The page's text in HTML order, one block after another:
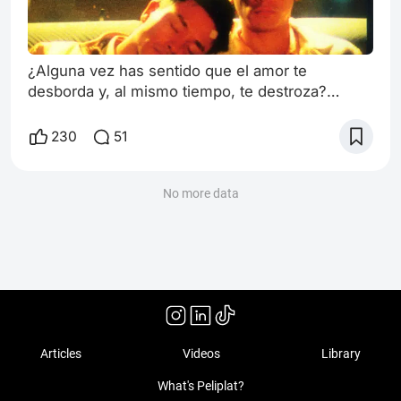
¿Alguna vez has sentido que el amor te
desborda y, al mismo tiempo, te destroza?
poema visual sobre el amor que intenta persistir
más sinceras y te deja con una sensación de
230 51
No more data
Articles Videos Library
What's Peliplat?